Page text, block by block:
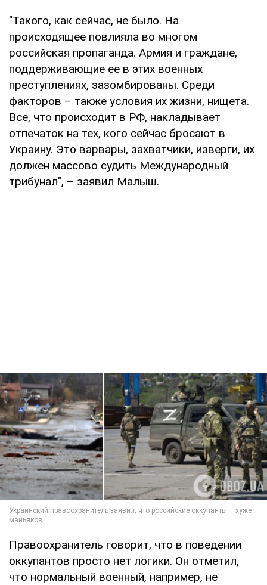
"Такого, как сейчас, не было. На
происходящее повлияла во многом
российская пропаганда. Армия и граждане,
поддерживающие ее в этих военных
преступлениях, зазомбированы. Среди
факторов – также условия их жизни, нищета.
Все, что происходит в РФ, накладывает
отпечаток на тех, кого сейчас бросают в
Украину. Это варвары, захватчики, изверги, их
должен массово судить Международный
трибунал", – заявил Малыш.
Правоохранитель говорит, что в поведении
оккупантов просто нет логики. Он отметил,
что нормальный военный, например, не